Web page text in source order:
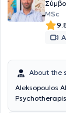
MSc
About the
Aleksopoulos